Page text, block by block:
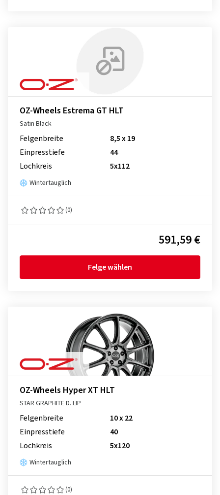
OZ-Wheels Estrema GT HLT
Satin Black
Felgenbreite
8,5 x 19
Einpresstiefe
44
Lochkreis
5x112
Wintertauglich
(0)
591,59 €
Felge wählen
OZ-Wheels Hyper XT HLT
STAR GRAPHITE D. LIP
Felgenbreite
10 x 22
Einpresstiefe
40
Lochkreis
5x120
Wintertauglich
(0)